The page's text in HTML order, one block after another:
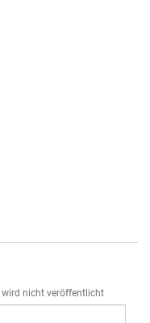
wird nicht veröffentlicht